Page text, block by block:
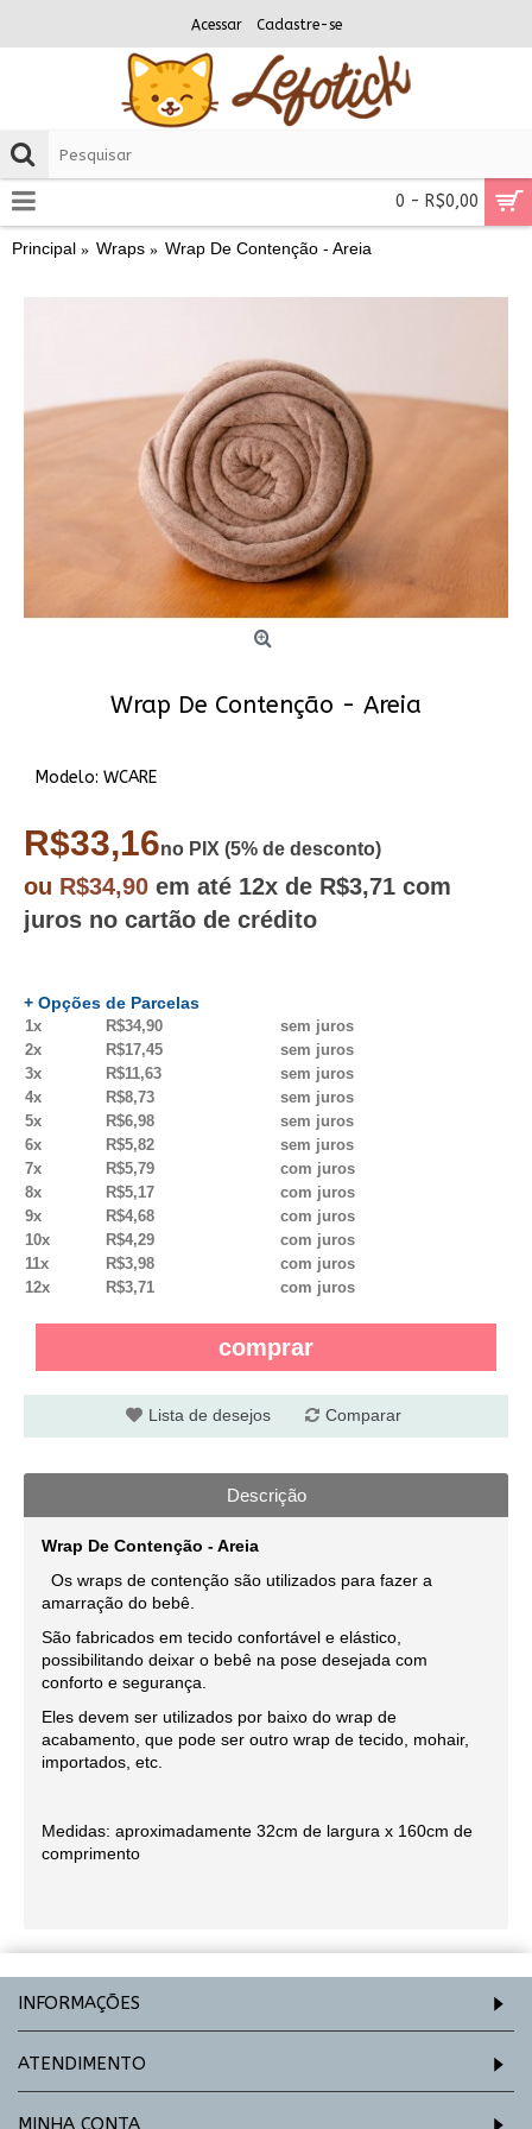
Acessar Cadastre-se
0 - R$0,00
Principal Wraps Wrap De Contenção - Areia
Wrap De Contenção - Areia
Modelo: WCARE
R$33,16no PIX (5% de desconto)
ou R$34,90 em até 12x de R$3,71 com
juros no cartão de crédito
+ Opções de Parcelas
1x R$34,90
sem juros
2x
R$17,45
sem juros
3x
R$11,63
sem juros
4x
R$8,73
sem juros
5x
R$6,98
sem juros
6x
R$5,82
sem juros
7x
R$5,79
com juros
8x
R$5,17
com juros
9x
R$4,68
com juros
10x
R$4,29
com juros
11x
R$3,98
com juros
12x
R$3,71 com juros
comprar
Lista de desejos Comparar
Descrição
Wrap De Contenção - Areia
Os wraps de contenção são utilizados para fazer a
amarração do bebê.
São fabricados em tecido confortável e elástico,
possibilitando deixar o bebê na pose desejada com
conforto e segurança.
Eles devem ser utilizados por baixo do wrap de
acabamento, que pode ser outro wrap de tecido, mohair,
importados, etc.
Medidas: aproximadamente 32cm de largura x 160cm de
comprimento
INFORMAÇÕES
ATENDIMENTO
MINHA CONTA